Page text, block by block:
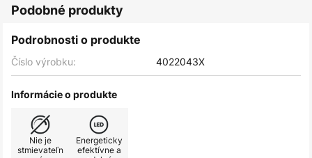
Podobné produkty
Podrobnosti o produkte
Číslo výrobku: 4022043X
Informácie o produkte
Nie je
stmievateľn
Energeticky
efektívne a